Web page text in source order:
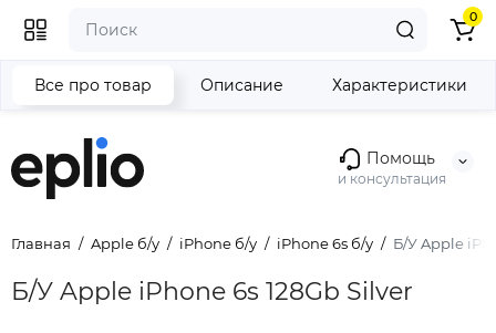
Помощь
и консультация
0
Главная Apple б/у iPhone б/у iPhone 6s б/у Б/У Apple
Б/У Apple iPhone 6s 128Gb Silver
Все про товар Описание Характеристики